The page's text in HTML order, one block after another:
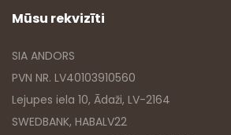
Mūsu rekvizīti
SIA ANDORS
PVN NR. LV40103910560
Lejupes iela 10, Ādaži, LV-2164
SWEDBANK, HABALV22